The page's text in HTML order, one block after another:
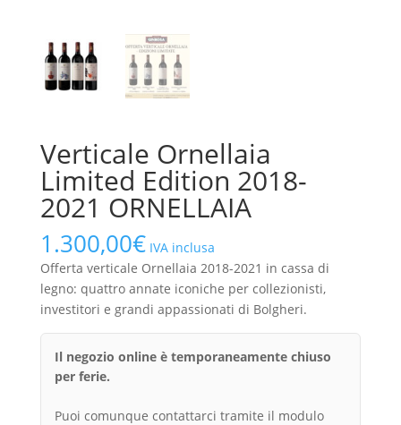
Verticale Ornellaia
Limited Edition 2018-
2021 ORNELLAIA
1.300,00€ IVA inclusa
Offerta verticale Ornellaia 2018-2021 in cassa di
legno: quattro annate iconiche per collezionisti,
investitori e grandi appassionati di Bolgheri.
Il negozio online è temporaneamente chiuso
per ferie.
Puoi comunque contattarci tramite il modulo